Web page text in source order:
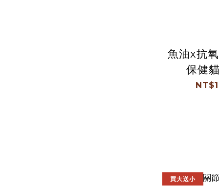
魚油x抗
保健
買大送小